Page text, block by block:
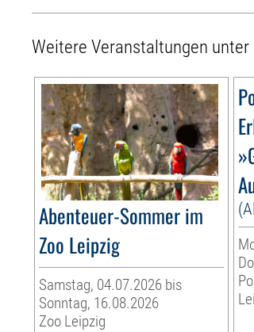
Weitere Veranstaltungen unter
Abenteuer-Sommer im
Zoo Leipzig
Samstag, 04.07.2026 bis
Sonntag, 16.08.2026
Zoo Leipzig